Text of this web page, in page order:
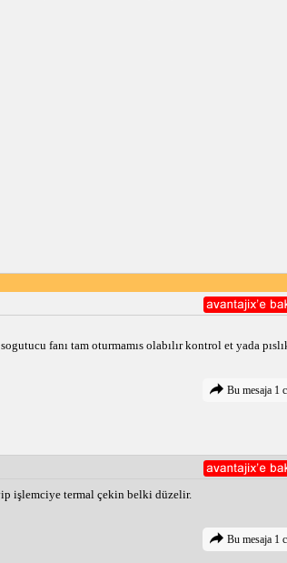
fanı tam oturmamıs olabılır kontrol et yada
Bu mesaja 1
işlemciye termal çekin belki düzelir.
Bu mesaja 1